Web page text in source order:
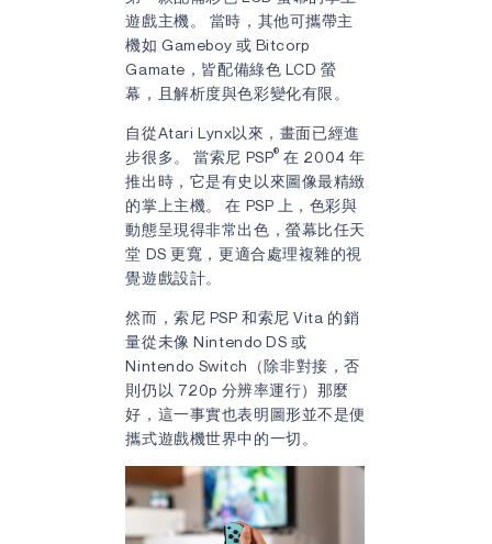
遊戲主機。 當時，其他可攜帶主
機如 Gameboy 或 Bitcorp
Gamate，皆配備綠色 LCD 螢
幕，且解析度與色彩變化有限。
自從Atari Lynx以來，畫面已經進
步很多。 當索尼 PSP® 在 2004 年
推出時，它是有史以來圖像最精緻
的掌上主機。 在 PSP 上，色彩與
動態呈現得非常出色，螢幕比任天
堂 DS 更寬，更適合處理複雜的視
覺遊戲設計。
然而，索尼 PSP 和索尼 Vita 的銷
量從未像 Nintendo DS 或
Nintendo Switch（除非對接，否
則仍以 720p 分辨率運行）那麼
好，這一事實也表明圖形並不是便
攜式遊戲機世界中的一切。